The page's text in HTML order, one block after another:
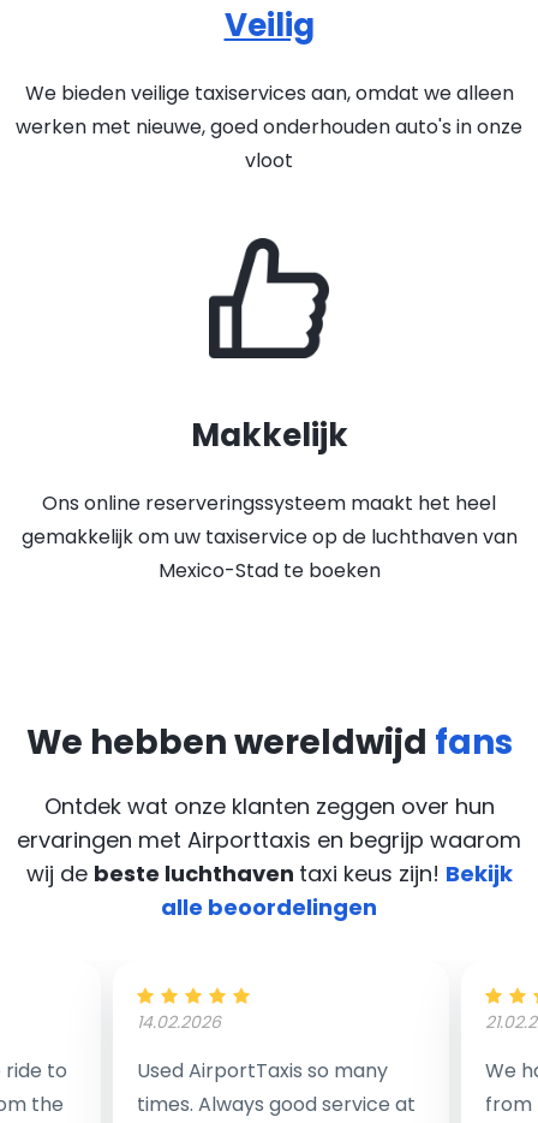
Veilig
We bieden veilige taxiservices aan, omdat we alleen
werken met nieuwe, goed onderhouden auto's in onze
vloot
Makkelijk
Ons online reserveringssysteem maakt het heel
gemakkelijk om uw taxiservice op de luchthaven van
Mexico-Stad te boeken
We hebben wereldwijd fans
Ontdek wat onze klanten zeggen over hun
ervaringen met Airporttaxis en begrijp waarom
wij de beste luchthaven taxi keus zijn! Bekijk
alle beoordelingen
to
the
14.02.2026
Used AirportTaxis so many
times. Always good service at
We
from